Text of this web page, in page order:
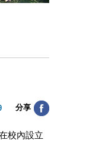
分享
校內設立